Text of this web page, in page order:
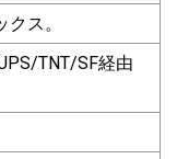
ス。
TNT/SF経由